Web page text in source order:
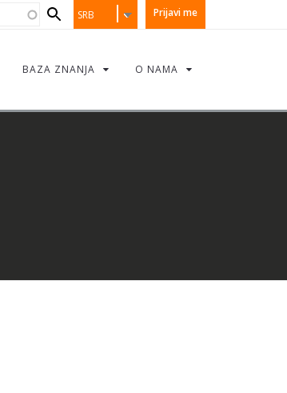
Prijavi me
SRB
BAZA ZNANJA O NAMA